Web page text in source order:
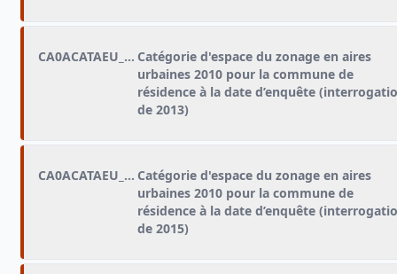
CA0ACATAEU_13 Catégorie d'espace du zonage en aires
urbaines 2010 pour la commune de
résidence à la date d’enquête
de 2013)
CA0ACATAEU_15 Catégorie d'espace du zonage en aires
urbaines 2010 pour la commune de
résidence à la date d’enquête
de 2015)